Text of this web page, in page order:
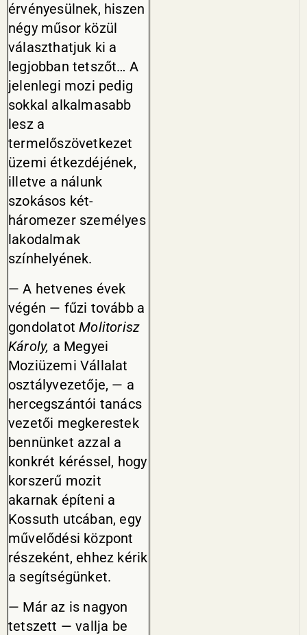
érvényesülnek, hiszen
négy műsor közül
választhatjuk ki a
legjobban tetszőt… A
jelenlegi mozi pedig
sokkal alkalmasabb
lesz a
termelőszövetkezet
üzemi étkezdéjének,
illetve a nálunk
szokásos két-
háromezer személyes
lakodalmak
színhelyének.
— A hetvenes évek
végén — fűzi tovább a
gondolatotMolitorisz
Károly, a Megyei
Moziüzemi Vállalat
osztályvezetője, — a
hercegszántói tanács
vezetői megkerestek
bennünket azzal a
konkrét kéréssel, hogy
korszerű mozit
akarnak építeni a
Kossuth utcában, egy
művelődési központ
részeként, ehhez kérik
a segítségünket.
— Már az is nagyon
tetszett — vallja be